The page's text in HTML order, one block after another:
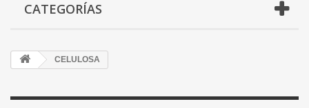
CATEGORÍAS
CELULOSA